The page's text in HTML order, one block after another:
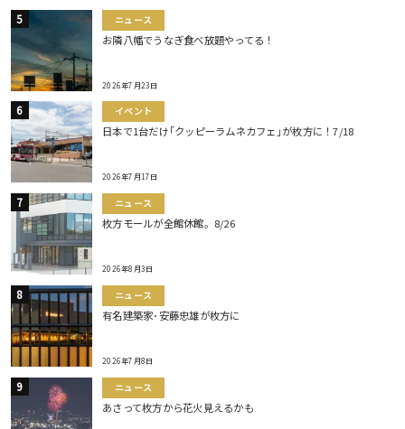
ニュース
お隣八幡でうなぎ食べ放題やってる！
2026年7月23日
イベント
日本で1台だけ｢クッピーラムネカフェ｣が枚方に！7/18
2026年7月17日
ニュース
枚方モールが全館休館。8/26
2026年8月3日
ニュース
有名建築家･安藤忠雄が枚方に
2026年7月8日
ニュース
あさって枚方から花火見えるかも